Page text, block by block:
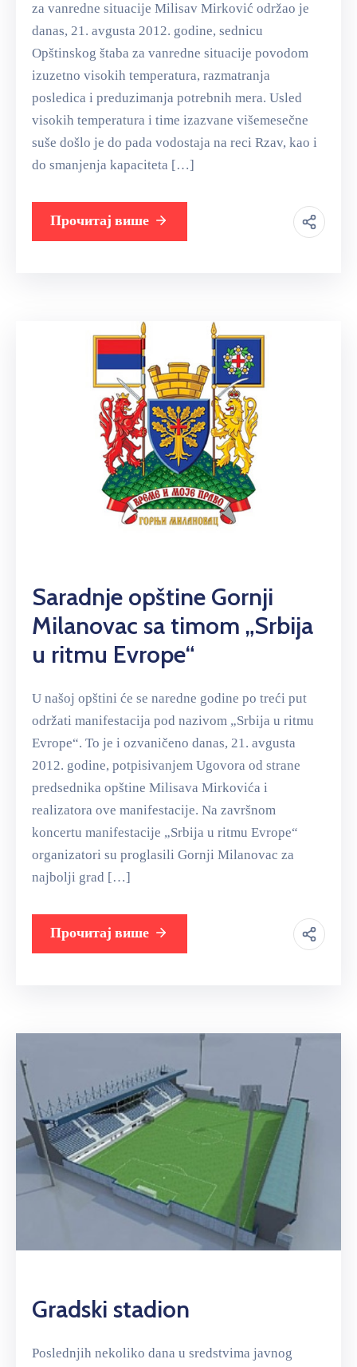
za vanredne situacije Milisav Mirković održao je
danas, 21. avgusta 2012. godine, sednicu
Opštinskog štaba za vanredne situacije povodom
izuzetno visokih temperatura, razmatranja
posledica i preduzimanja potrebnih mera. Usled
visokih temperatura i time izazvane višemesečne
suše došlo je do pada vodostaja na reci Rzav, kao i
do smanjenja kapaciteta […]
Прочитај више
Saradnje opštine Gornji
Milanovac sa timom „Srbija
u ritmu Evrope“
U našoj opštini će se naredne godine po treći put
održati manifestacija pod nazivom „Srbija u ritmu
Evrope“. To je i ozvaničeno danas, 21. avgusta
2012. godine, potpisivanjem Ugovora od strane
predsednika opštine Milisava Mirkovića i
realizatora ove manifestacije. Na završnom
koncertu manifestacije „Srbija u ritmu Evrope“
organizatori su proglasili Gornji Milanovac za
najbolji grad […]
Прочитај више
Gradski stadion
Poslednjih nekoliko dana u sredstvima javnog